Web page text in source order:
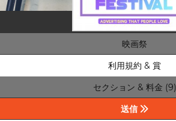
映画祭
利用規約 & 賞
セクション & 料金 (9)
送信